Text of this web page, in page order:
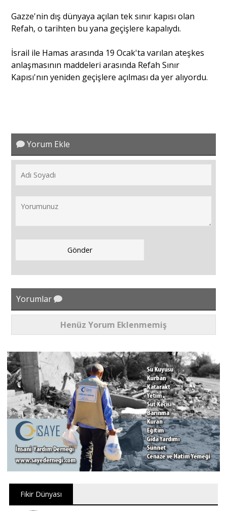
Gazze'nin dış dünyaya açılan tek sınır kapısı olan
Refah, o tarihten bu yana geçişlere kapalıydı.
İsrail ile Hamas arasında 19 Ocak'ta varılan ateşkes
anlaşmasının maddeleri arasında Refah Sınır
Kapısı'nın yeniden geçişlere açılması da yer alıyordu.
Yorum Ekle
Yorumlar
Henüz Yorum Eklenmemiş
Fikir Dünyası